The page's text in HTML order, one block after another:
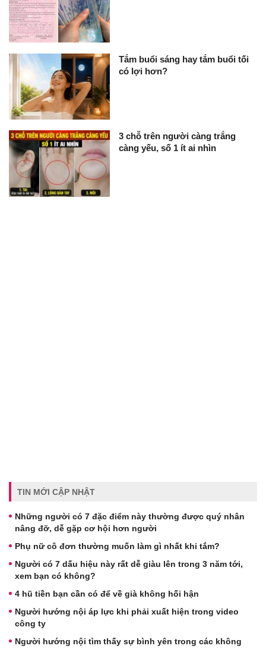
Tắm buổi sáng hay tắm buổi tối
có lợi hơn?
3 chỗ trên người càng trắng
càng yếu, số 1 ít ai nhìn
TIN MỚI CẬP NHẬT
Những người có 7 đặc điểm này thường được quý nhân
nâng đỡ, dễ gặp cơ hội hơn người
Phụ nữ cô đơn thường muốn làm gì nhất khi tắm?
Người có 7 dấu hiệu này rất dễ giàu lên trong 3 năm tới,
xem bạn có không?
4 hũ tiền bạn cần có để về già không hối hận
Người hướng nội áp lực khi phải xuất hiện trong video
công ty
Người hướng nội tìm thấy sự bình yên trong các không